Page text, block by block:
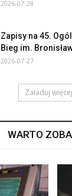
2026-07-28
Zapisy na 45.
Bieg im.
2026-07-27
Załaduj więcej
WARTO